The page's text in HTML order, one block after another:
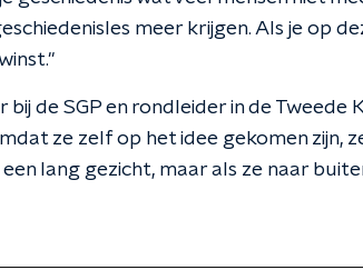
meer krijgen. Als je op
de SGP en rondleider in de Tweede
ze zelf op het idee gekomen zijn,
lang gezicht, maar als ze naar